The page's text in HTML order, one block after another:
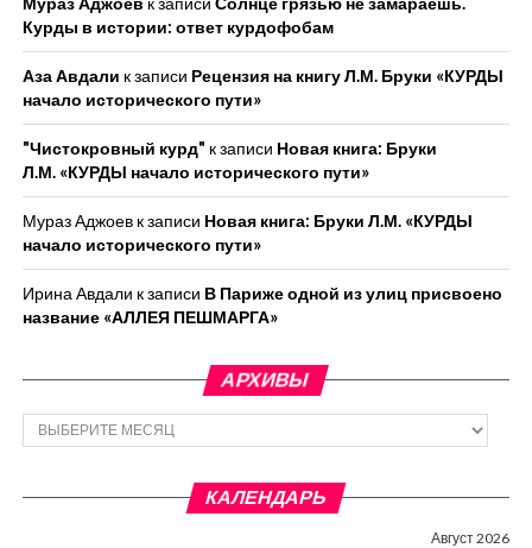
Курды в истории: ответ курдофобам
Аза Авдали к записи Рецензия на книгу Л.М. Бруки «КУРДЫ
начало исторического пути»
"Чистокровный курд" к записи Новая книга: Бруки
Л.М. «КУРДЫ начало исторического пути»
Мураз Аджоевк записи Новая книга: Бруки Л.М. «КУРДЫ
начало исторического пути»
Ирина Авдали к записи В Париже одной из улиц присвоено
название «АЛЛЕЯ ПЕШМАРГА»
АРХИВЫ
Архивы
КАЛЕНДАРЬ
Август 2026